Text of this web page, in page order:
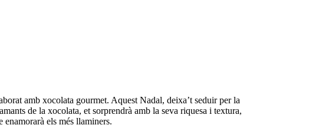
amb xocolata gourmet. Aquest Nadal, deixa’t seduir per la
de la xocolata, et sorprendrà amb la seva riquesa i textura,
els més llaminers.